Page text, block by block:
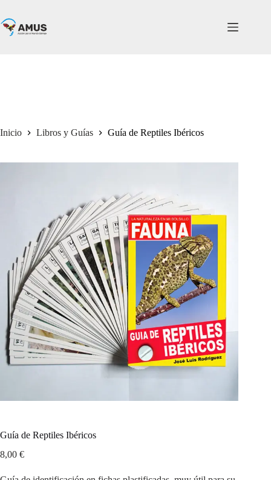
Inicio Libros y Guías Guía de Reptiles Ibéricos
Guía de Reptiles Ibéricos
8,00 €